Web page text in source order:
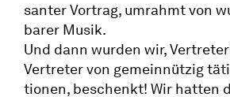
santer Vortrag, umrahmt von
barer Musik.
Und dann wurden wir,
Vertreter von gemein­nützig
tionen, beschenkt! Wir hatten